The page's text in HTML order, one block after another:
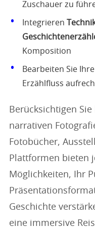
Zuschauer zu
Integrieren
Komposition
Bearbeiten Sie
Erzählfluss
Berücksichtigen
narrativen
Fotobücher,
Plattformen bieten
Möglichkeiten, Ihr
Geschichte
eine immersive